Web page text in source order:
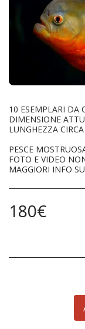
10 ESEMPLARI DA
DIMENSIONE
LUNGHEZZA CIRCA
PESCE
FOTO E VIDEO
MAGGIORI INFO
180€